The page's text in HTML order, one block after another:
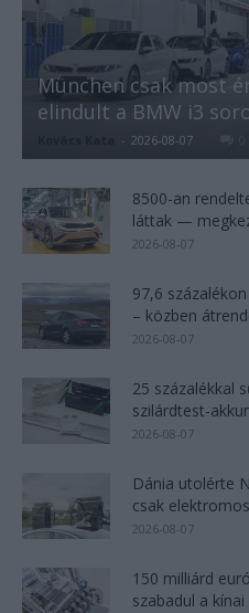
München csak most
elindult a BMW i3
- 2026-08-07
8500-an
láttak —
2026-08-07
97,6
– közben
2026-08-07
25 százalékkal
szilárdtest-
2026-08-07
Dánia utolérte
csak
2026-08-07
150 milliárd
szabadul a